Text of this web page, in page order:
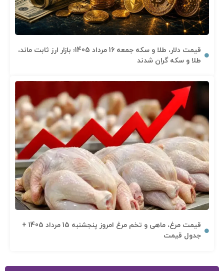
قیمت دلار، طلا و سکه جمعه 16 مرداد 1405؛ بازار ارز ثابت ماند،
طلا و سکه گران شدند
قیمت مرغ، ماهی و تخم مرغ امروز پنجشنبه 15 مرداد 1405 +
جدول قیمت